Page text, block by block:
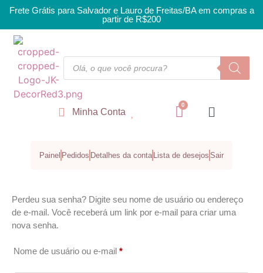
Frete Grátis para Salvador e Lauro de Freitas/BA em compras a
partir de R$200
Minha Conta
Painel Pedidos Detalhes da conta Lista de desejos Sair
Perdeu sua senha? Digite seu nome de usuário ou endereço
de e-mail. Você receberá um link por e-mail para criar uma
nova senha.
Nome de usuário ou e-mail *